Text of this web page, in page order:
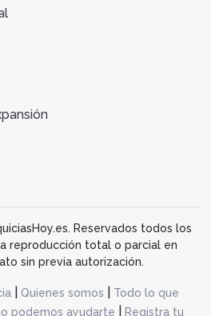
Reservados todos los
reproducción total o parcial en
sin previa autorización.
Quienes somos
Todo lo que
podemos ayudarte Registra tu